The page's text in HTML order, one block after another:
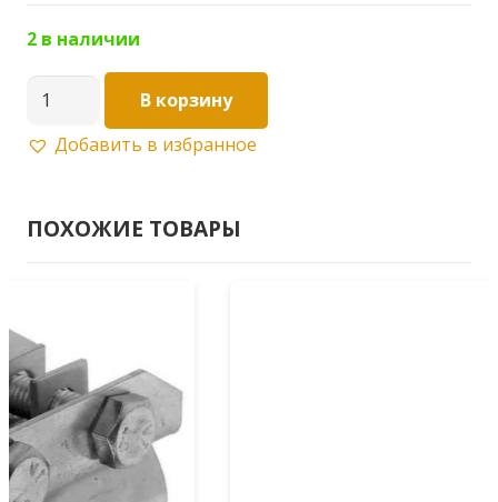
2 в наличии
Количество
Хомут
В корзину
Добавить в избранное
ПОХОЖИЕ ТОВАРЫ